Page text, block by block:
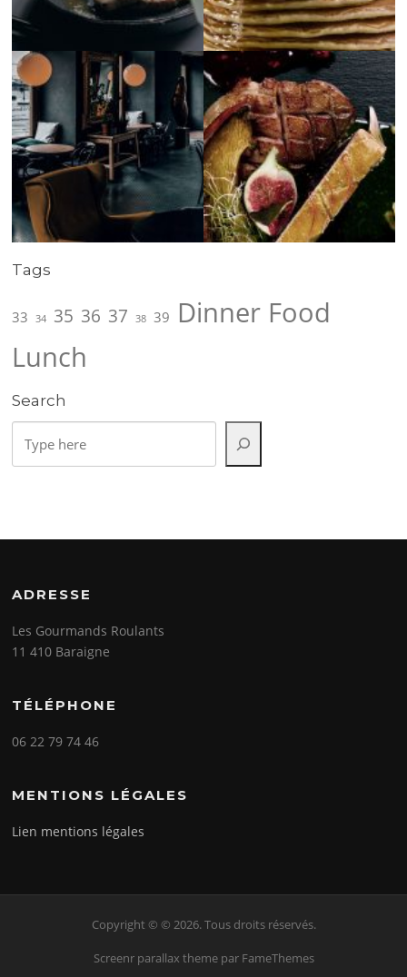
Tags
33 34 35 36 37 38 39 Dinner Food
Lunch
Search
ADRESSE
Les Gourmands Roulants
11 410 Baraigne
TÉLÉPHONE
06 22 79 74 46
MENTIONS LÉGALES
Lien mentions légales
Copyright © © 2026. Tous droits réservés.
Screenr parallax themepar FameThemes